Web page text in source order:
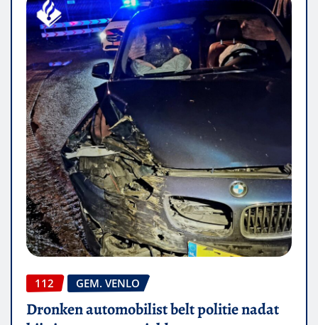
112 GEM. VENLO
Dronken automobilist belt politie nadat